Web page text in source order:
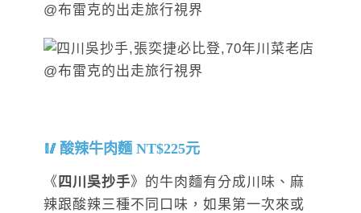
酸辣牛肉麵 NT$225元
《 四川吳抄手》的牛肉麵有分成川味、麻
辣跟酸辣三種不同口味，如果第一次來或